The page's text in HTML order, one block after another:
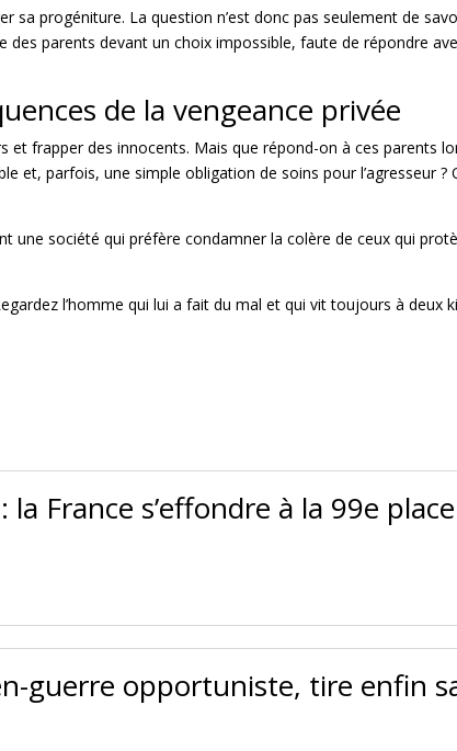
sa progéniture. La question n’est donc pas seulement de
des parents devant un choix impossible, faute de répondre
de la vengeance privée
frapper des innocents. Mais que répond-on à ces parents
et, parfois, une simple obligation desoins pour l’agresseur
une société qui préfère condamner la colère de ceux qui
l’homme qui lui a fait du mal et qui vit toujours à deux
France s’effondre à la 99e
guerre opportuniste, tire enfin